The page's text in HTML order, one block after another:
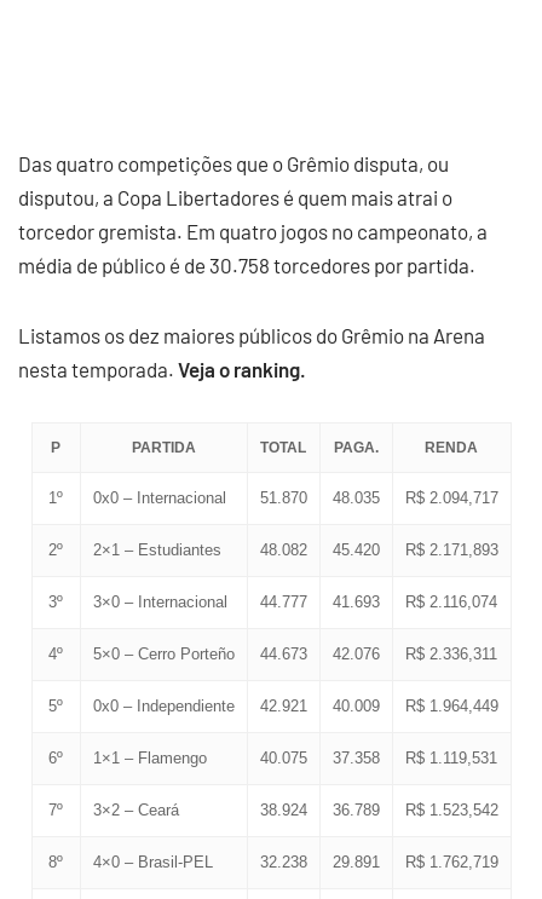
Das quatro competições que o Grêmio disputa, ou
disputou, a Copa Libertadores é quem mais atrai o
torcedor gremista. Em quatro jogos no campeonato, a
média de público é de 30.758 torcedores por partida.
Listamos os dez maiores públicos do Grêmio na Arena
nesta temporada. Veja o ranking.
P PARTIDA TOTAL PAGA. RENDA
1º 0x0 – Internacional 51.870 48.035 R$ 2.094,717
2º 2×1 – Estudiantes 48.082 45.420 R$ 2.171,893
3º 3×0 – Internacional 44.777 41.693 R$ 2.116,074
4º 5×0 – Cerro Porteño 44.673 42.076 R$ 2.336,311
5º 0x0 – Independiente 42.921 40.009 R$ 1.964,449
6º 1×1 – Flamengo 40.075 37.358 R$ 1.119,531
7º 3×2 – Ceará 38.924 36.789 R$ 1.523,542
8º 4×0 – Brasil-PEL 32.238 29.891 R$ 1.762,719